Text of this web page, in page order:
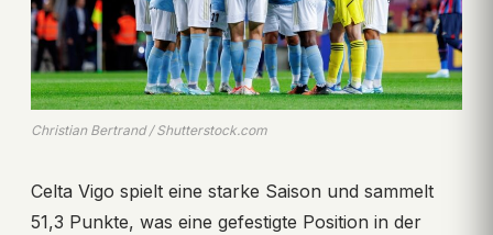
Christian Bertrand / Shutterstock.com
Celta Vigo spielt eine starke Saison und sammelt
51,3 Punkte, was eine gefestigte Position in der